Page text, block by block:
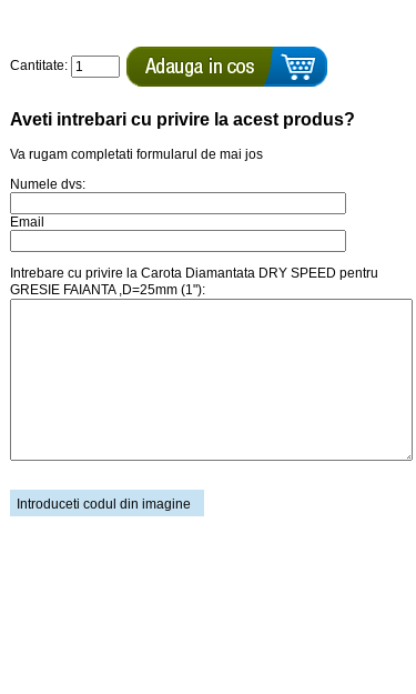
Cantitate:
Aveti intrebari cu privire la acest produs?
Va rugam completati formularul de mai jos
Numele dvs:
Email
Intrebare cu privire la Carota Diamantata DRY SPEED pentru
GRESIE FAIANTA ,D=25mm (1"):
Introduceti codul din imagine